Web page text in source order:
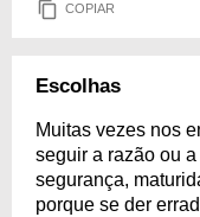
COPIAR
Escolhas
Muitas vezes nos
seguir a razão ou
segurança,
porque se der